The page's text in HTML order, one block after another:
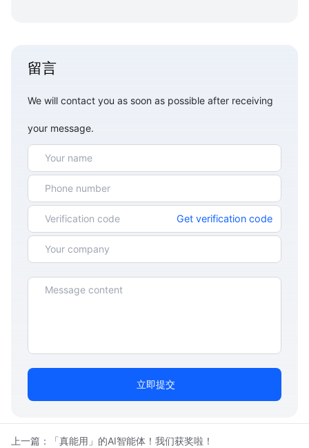
留言
We will contact you as soon as possible after receiving
your message.
Get verification code
立即提交
上一篇：
「真能用」的AI智能体！我们获奖啦！